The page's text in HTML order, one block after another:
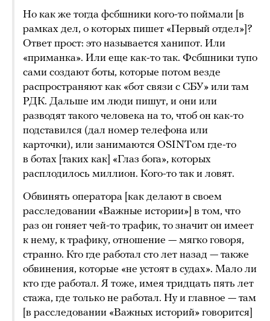
Но как же тогда фсбшники кого-то поймали [в
рамках дел, о которых пишет «Первый отдел»]?
Ответ прост: это называется ханипот. Или
«приманка». Или еще как-то так. Фсбшники тупо
сами создают боты, которые потом везде
распространяют как «бот связи с СБУ» или там
РДК. Дальше им люди пишут, и они или
разводят такого человека на то, чтоб он как-то
подставился (дал номер телефона или
карточки), или занимаются OSINTом где-то
в ботах [таких как] «Глаз бога», которых
расплодилось миллион. Кого-то так и ловят.
Обвинять оператора [как делают в своем
расследовании «Важные истории»] в том, что
раз он гоняет чей-то трафик, то значит он имеет
к нему, к трафику, отношение — мягко говоря,
странно. Кто где работал сто лет назад — также
обвинения, которые «не устоят в судах». Мало ли
кто где работал. Я тоже, имея тридцать пять лет
стажа, где только не работал. Ну и главное — там
[в расследовании «Важных историй» говорится]